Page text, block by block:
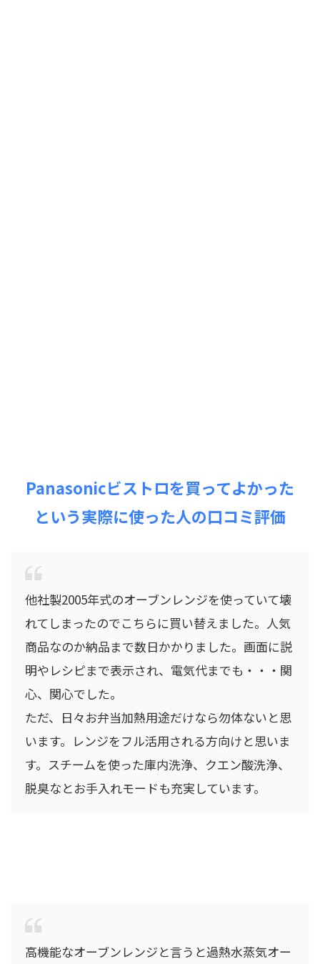
Panasonicビストロを買ってよかった
という実際に使った人の口コミ評価
他社製2005年式のオーブンレンジを使っていて壊
れてしまったのでこちらに買い替えました。人気
商品なのか納品まで数日かかりました。画面に説
明やレシピまで表示され、電気代までも・・・関
心、関心でした。
ただ、日々お弁当加熱用途だけなら勿体ないと思
います。レンジをフル活用される方向けと思いま
す。スチームを使った庫内洗浄、クエン酸洗浄、
脱臭なとお手入れモードも充実しています。
高機能なオーブンレンジと言うと過熱水蒸気オー